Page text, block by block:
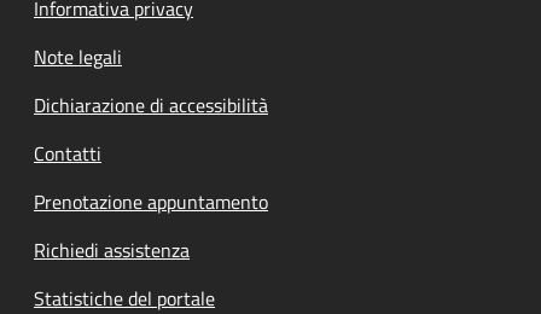
Informativa privacy
Note legali
Dichiarazione di accessibilità
Contatti
Prenotazione appuntamento
Richiedi assistenza
Statistiche del portale